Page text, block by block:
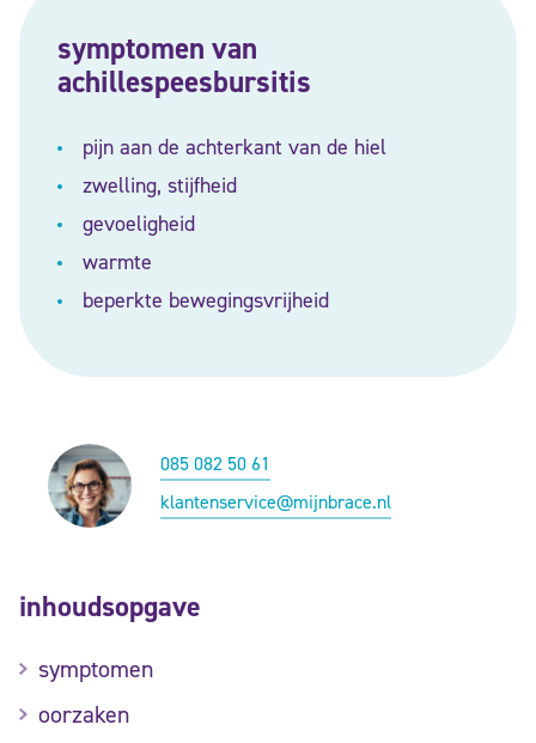
symptomen van
achillespeesbursitis
pijn aan de achterkant van de hiel
zwelling, stijfheid
gevoeligheid
warmte
beperkte bewegingsvrijheid
085 082 50 61
klantenservice@mijnbrace.nl
inhoudsopgave
symptomen
oorzaken